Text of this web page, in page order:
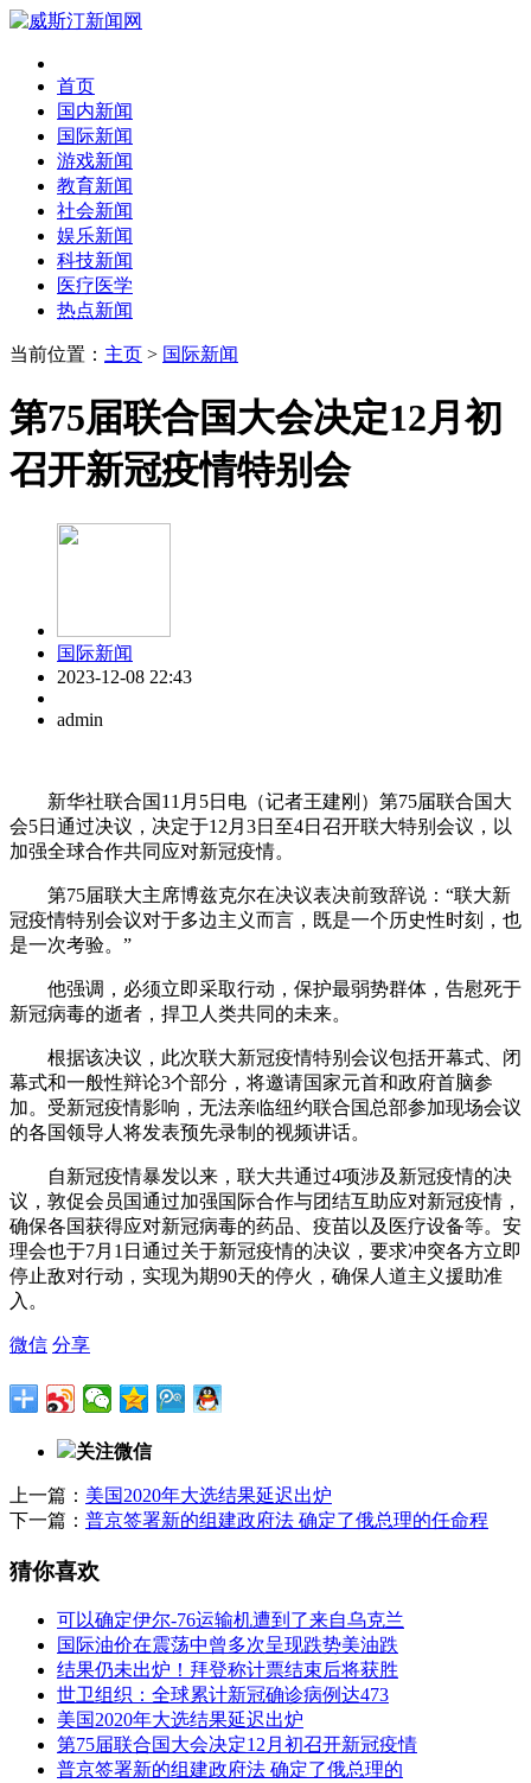
首页
国内新闻
国际新闻
游戏新闻
教育新闻
社会新闻
娱乐新闻
科技新闻
医疗医学
热点新闻
当前位置： 主页 > 国际新闻
第75届联合国大会决定12月初
召开新冠疫情特别会
国际新闻
2023-12-08 22:43
admin
新华社联合国11月5日电（记者王建刚）第75届联合国大
会5日通过决议，决定于12月3日至4日召开联大特别会议，以
加强全球合作共同应对新冠疫情。
第75届联大主席博兹克尔在决议表决前致辞说：“联大新
冠疫情特别会议对于多边主义而言，既是一个历史性时刻，也
是一次考验。”
他强调，必须立即采取行动，保护最弱势群体，告慰死于
新冠病毒的逝者，捍卫人类共同的未来。
根据该决议，此次联大新冠疫情特别会议包括开幕式、闭
幕式和一般性辩论3个部分，将邀请国家元首和政府首脑参
加。受新冠疫情影响，无法亲临纽约联合国总部参加现场会议
的各国领导人将发表预先录制的视频讲话。
自新冠疫情暴发以来，联大共通过4项涉及新冠疫情的决
议，敦促会员国通过加强国际合作与团结互助应对新冠疫情，
确保各国获得应对新冠病毒的药品、疫苗以及医疗设备等。安
理会也于7月1日通过关于新冠疫情的决议，要求冲突各方立即
停止敌对行动，实现为期90天的停火，确保人道主义援助准
入。
微信 分享
关注微信
上一篇： 美国2020年大选结果延迟出炉
下一篇： 普京签署新的组建政府法 确定了俄总理的任命程
猜你喜欢
可以确定伊尔-76运输机遭到了来自乌克兰
国际油价在震荡中曾多次呈现跌势美油跌
结果仍未出炉！拜登称计票结束后将获胜
世卫组织：全球累计新冠确诊病例达473
美国2020年大选结果延迟出炉
第75届联合国大会决定12月初召开新冠疫情
普京签署新的组建政府法 确定了俄总理的